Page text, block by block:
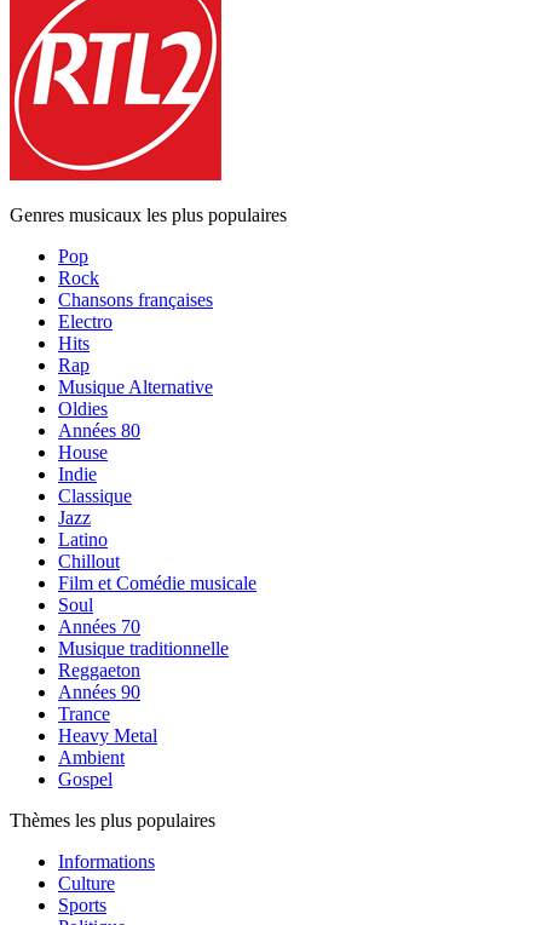
Genres musicaux les plus populaires
Pop
Rock
Chansons françaises
Electro
Hits
Rap
Musique Alternative
Oldies
Années 80
House
Indie
Classique
Jazz
Latino
Chillout
Film et Comédie musicale
Soul
Années 70
Musique traditionnelle
Reggaeton
Années 90
Trance
Heavy Metal
Ambient
Gospel
Thèmes les plus populaires
Informations
Culture
Sports